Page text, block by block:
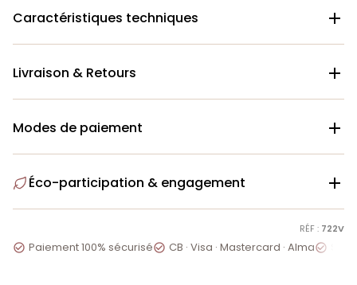
Caractéristiques techniques 
Livraison & Retours 
Modes de paiement 
Éco-participation & engagement 
RÉF : 722V
 Paiement 100% sécurisé CB · Visa · Mastercard · Alma